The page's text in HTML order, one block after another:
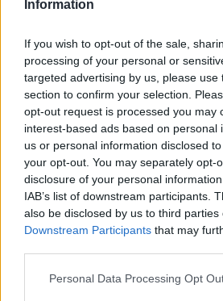
Information
If you wish to opt-out of the sale,
processing of your personal or
targeted advertising by us, please use
section to confirm your selection.
opt-out request is processed you may
interest-based ads based on personal
us or personal information disclosed
your opt-out. You may separately opt-
disclosure of your personal
IAB’s list of downstream participants.
also be disclosed by us to third parties
Downstream Participants that may
Personal Data Processing Opt
Β.Σ. Καρούλιας: Τζίρος 98,7
αύξηση κερδών 57% - Τα νέα
& non alcohol
06/08/2026 - 11:48 ΕΠΙΧΕΙΡΗΣΕΙΣ
Metlen: Ρεκόρ EBITDA στο α'
εκατ. ευρώ – Καθαρά κέρδη 313
06/08/2026 - 09:12 ΕΠΙΧΕΙΡΗΣΕΙΣ
Ρωσία: Η Μόσχα δηλώνει ότι
ουκρανικά drones τη νύχτα -